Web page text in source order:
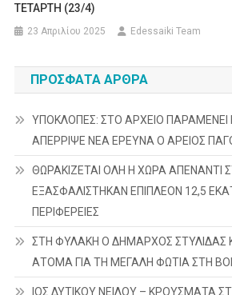
TETAΡΤΗ (23/4)
23 Απριλίου 2025 Edessaiki Team
ΠΡΌΣΦΑΤΑ ΆΡΘΡΑ
ΥΠΟΚΛΟΠΕΣ: ΣΤΟ ΑΡΧΕΙΟ ΠΑΡΑΜΕΝΕΙ
ΑΠΕΡΡΙΨΕ ΝΕΑ ΕΡΕΥΝΑ Ο ΑΡΕΙΟΣ
ΘΩΡΑΚΙΖΕΤΑΙ ΟΛΗ Η ΧΩΡΑ ΑΠΕΝΑΝΤΙ
ΕΞΑΣΦΑΛΙΣΤΗΚΑΝ ΕΠΙΠΛΕΟΝ 12,5
ΠΕΡΙΦΕΡΕΙΕΣ
ΣΤΗ ΦΥΛΑΚΗ Ο ΔΗΜΑΡΧΟΣ ΣΤΥΛΙΔΑΣ
ΑΤΟΜΑ ΓΙΑ ΤΗ ΜΕΓΑΛΗ ΦΩΤΙΑ ΣΤΗ
ΙΟΣ ΔΥΤΙΚΟΥ ΝΕΙΛΟΥ – ΚΡΟΥΣΜΑΤΑ